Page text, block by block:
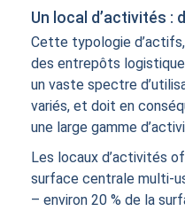
Un local d’activités
Cette typologie
des entrepôts
un vaste spectre
variés, et doit en
une large gamme
Les locaux d’activités
surface centrale multi-
– environ 20 % de la